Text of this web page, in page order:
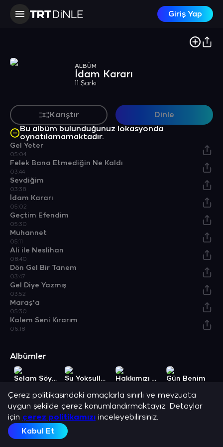
Giriş Yap
ALBÜM
İdam Kararı
11 Şarkı
Karıştır
Dinle
Bu albüm bulunduğunuz lokasyonda
oynatılamamaktadır.
Gel Yeter
05:04
Felek Bana Etmediğin Ne Kaldı
03:44
Sevdiğim
03:38
İdam Kararı
05:02
Geçtim Efendim
05:30
Muhannet
05:11
Ali ile Neslihan
08:40
Dön Gel Bir Tanem
03:47
Gel Diye Yazmış
03:52
Maraş'a
05:30
Kalem Seni Kırarım
06:18
Albümler
Selam Söyleyin Şu Yoksulluğun Elinden Hakkımızı Yiyemezsiniz Gün Benim
Açıklama
Aşık Gülabi ve en sevilen şarkılarını dinle.
Çerez politikasındaki amaçlarla sınırlı ve mevzuata
uygun şekilde çerez konumlandırmaktayız. Detaylar
için çerez politikamızı inceleyebilirsiniz.
Kabul Et